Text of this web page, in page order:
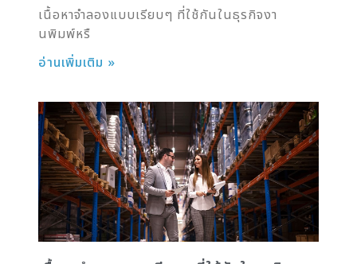
เนื้อหาจำลองแบบเรียบๆ ที่ใช้กันในธุรกิจงา
นพิมพ์หรื
อ่านเพิ่มเติม »